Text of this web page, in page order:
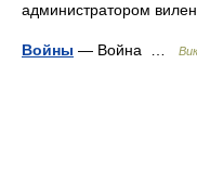
администратором
Войны — Война …